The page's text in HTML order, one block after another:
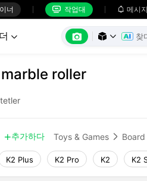
너  작업대  메시지
더    
roller
 추가하다 Toys & Games 
K2 Plus K2 Pro K2 K2